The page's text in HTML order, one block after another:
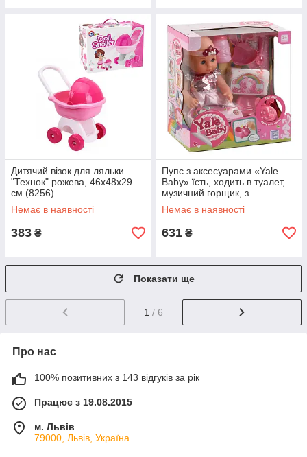
Дитячий візок для ляльки
"Технок" рожева, 46х48х29
см (8256)
Немає в наявності
383 ₴
Пупс з аксесуарами «Yale
Baby» їсть, ходить в туалет,
музичний горщик, з
аксесуарами 30 см
(YL1981Е)
Немає в наявності
631 ₴
Показати ще
1 / 6
Про нас
100% позитивних з 143 відгуків за рік
Працює з 19.08.2015
м. Львів
79000, Львів, Україна